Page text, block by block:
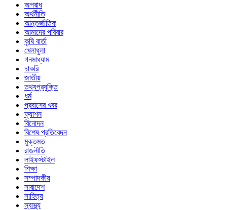
অপরাধ
অর্থনীতি
আন্তর্জাতিক
আমাদের পরিবার
কৃষি বার্তা
খেলাধুলা
গনমাধ্যাম
চাকরি
জাতীয়
তথ্যপ্রযুক্তি
ধর্ম
প্রবাসের খবর
ফ্যাশন
বিনোদন
বিশেষ প্রতিবেদন
মুক্তমত
রাজনীতি
লাইফস্টাইল
শিক্ষা
সম্পাদকীয়
সারাদেশ
সাহিত্য
স্বাস্থ্য